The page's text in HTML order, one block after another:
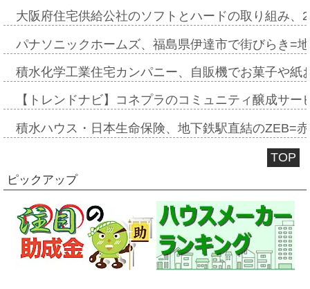
大阪府住宅供給公社のソフトとハードの取り組み
パナソニックホームズ、福島県伊達市で街びらき=
積水化学工業住宅カンパニー、自販機でお菓子や
【トレンドナビ】コネプラのコミュニティ醸成サ
積水ハウス・日本生命保険、地下鉄駅直結のZEB=
TOP
ピックアップ